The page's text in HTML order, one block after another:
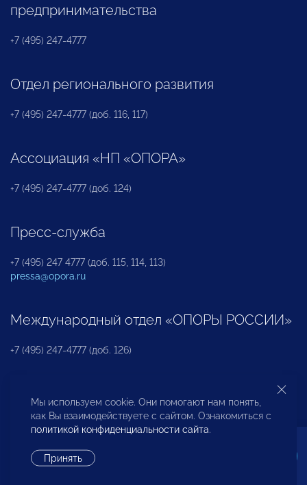
предпринимательства
+7 (495) 247-4777
Отдел регионального развития
+7 (495) 247-4777 (доб. 116, 117)
Ассоциация «НП «ОПОРА»
+7 (495) 247-4777 (доб. 124)
Пресс-служба
+7 (495) 247 4777 (доб. 115, 114, 113)
pressa@opora.ru
Международный отдел «ОПОРЫ РОССИИ»
+7 (495) 247-4777 (доб. 126)
Бюро по защите прав предпринимателей и
инвесторов
Мы используем cookie. Они помогают нам понять,
как Вы взаимодействуете с сайтом. Ознакомиться с
политикой конфиденциальности сайта.
Принять